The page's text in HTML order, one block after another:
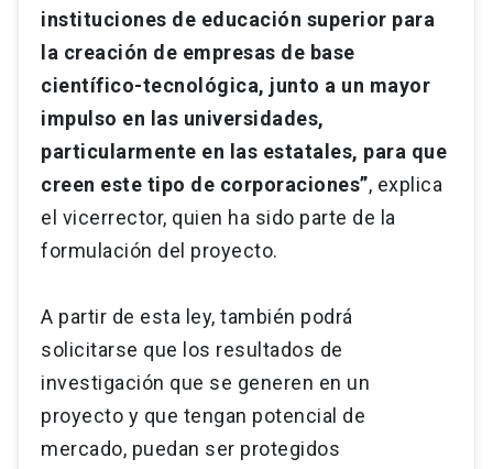
instituciones de educación superior para
la creación de empresas de base
científico-tecnológica, junto a un mayor
impulso en las universidades,
particularmente en las estatales, para que
creen este tipo de corporaciones”, explica
el vicerrector, quien ha sido parte de la
formulación del proyecto.
A partir de esta ley, también podrá
solicitarse que los resultados de
investigación que se generen en un
proyecto y que tengan potencial de
mercado, puedan ser protegidos